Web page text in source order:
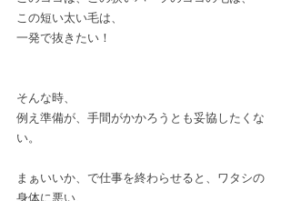
この短い太い毛は、﻿
一発で抜きたい！﻿
そんな時、﻿
例え準備が、手間がかかろうとも妥協したくな
い。﻿
まぁいいか、で仕事を終わらせると、ワタシの
身体に悪い、﻿